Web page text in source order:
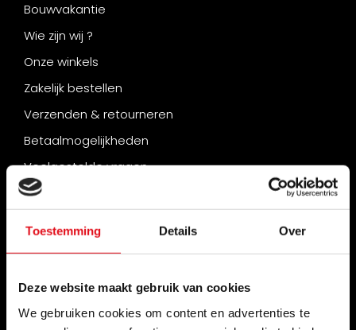
Toestemming Details Over
Deze website maakt gebruik van cookies
We gebruiken cookies om content en advertenties te
Bouwvakantie
Wie zijn wij ?
Onze winkels
Zakelijk bestellen
Verzenden & retourneren
Betaalmogelijkheden
Veelgestelde vragen
Contact
“Nu uit: het magazine waar de branche op heeft
gewacht.” Warmte – Editie 2026